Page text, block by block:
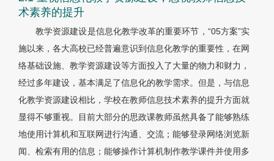
术素养的提升
教学资源建设是信息化教学改革的重要环节，“05方案”实
施以来，各大高校已经普遍意识到信息化教学的重要性，在网
络基础设施、教学资源建设等方面投入了大量的物力和财力，
经过多年建设，基本满足了信息化的教学需求。但是，与信息
化教学资源建设相比，学校在教师信息技术素养的提升方面就
显得不够重视。目前大部分的思政课教师虽然具备了能够熟练
地使用计算机和互联网进行沟通、交流；能够登录网络浏览新
闻、检索有用的信息；能够操作计算机制作教学课件并使用多